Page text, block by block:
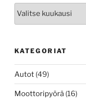
KATEGORIAT
Autot (49)
Moottoripyörä (16)